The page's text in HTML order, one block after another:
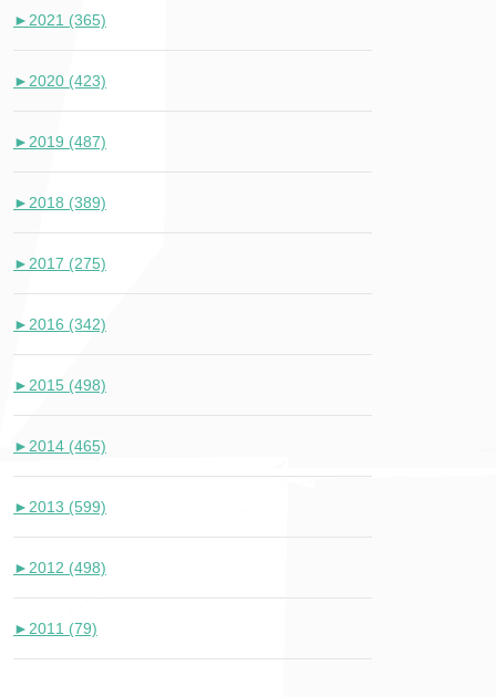
► 2021 (365)
► 2020 (423)
► 2019 (487)
► 2018 (389)
► 2017 (275)
► 2016 (342)
► 2015 (498)
► 2014 (465)
► 2013 (599)
► 2012 (498)
► 2011 (79)